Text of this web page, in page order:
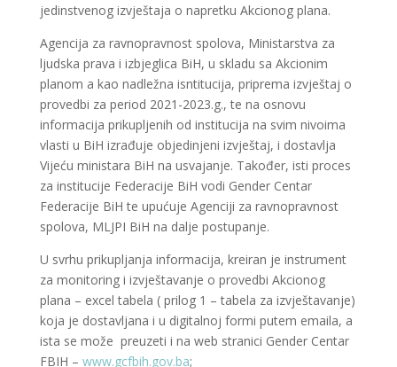
jedinstvenog izvještaja o napretku Akcionog plana.
Agencija za ravnopravnost spolova, Ministarstva za
ljudska prava i izbjeglica BiH, u skladu sa Akcionim
planom a kao nadležna isntitucija, priprema izvještaj o
provedbi za period 2021-2023.g., te na osnovu
informacija prikupljenih od institucija na svim nivoima
vlasti u BiH izrađuje objedinjeni izvještaj, i dostavlja
Vijeću ministara BiH na usvajanje. Također, isti proces
za institucije Federacije BiH vodi Gender Centar
Federacije BiH te upućuje Agenciji za ravnopravnost
spolova, MLJPI BiH na dalje postupanje.
U svrhu prikupljanja informacija, kreiran je instrument
za monitoring i izvještavanje o provedbi Akcionog
plana – excel tabela ( prilog 1 – tabela za izvještavanje)
koja je dostavljana i u digitalnoj formi putem emaila, a
ista se može preuzeti i na web stranici Gender Centar
FBIH – www.gcfbih.gov.ba;